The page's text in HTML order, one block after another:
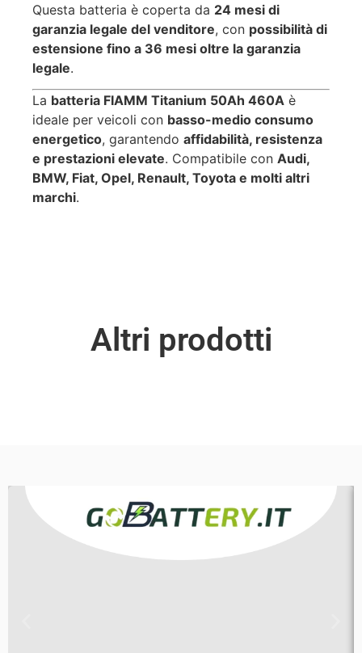
Questa batteria è coperta da 24 mesi di
garanzia legale del venditore, con possibilità di
estensione fino a 36 mesi oltre la garanzia
legale.
La batteria FIAMM Titanium 50Ah 460A è
ideale per veicoli con basso-medio consumo
energetico, garantendo affidabilità, resistenza
e prestazioni elevate. Compatibile con Audi,
BMW, Fiat, Opel, Renault, Toyota e molti altri
marchi.
Altri prodotti